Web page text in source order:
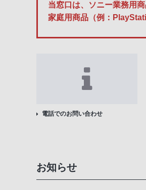
当窓口は、ソニー業務用
家庭用商品（例：
電話でのお問い合わせ
お知らせ